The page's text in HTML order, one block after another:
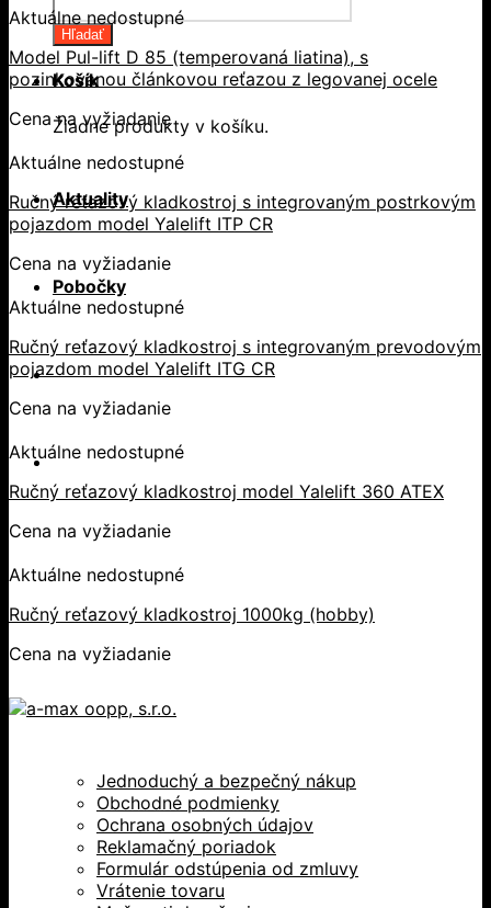
Hľadať
Košík
Žiadne produkty v košíku.
Aktuality
Pobočky
Aktuálne nedostupné
Model Pul-lift D 85 (temperovaná liatina), s
pozinkovanou článkovou reťazou z legovanej ocele
Cena na vyžiadanie
Aktuálne nedostupné
Ručný reťazový kladkostroj s integrovaným postrkovým
pojazdom model Yalelift ITP CR
Cena na vyžiadanie
Aktuálne nedostupné
Ručný reťazový kladkostroj s integrovaným prevodovým
pojazdom model Yalelift ITG CR
Cena na vyžiadanie
Aktuálne nedostupné
Ručný reťazový kladkostroj model Yalelift 360 ATEX
Cena na vyžiadanie
Aktuálne nedostupné
Ručný reťazový kladkostroj 1000kg (hobby)
Cena na vyžiadanie
Jednoduchý a bezpečný nákup
Obchodné podmienky
Ochrana osobných údajov
Reklamačný poriadok
Formulár odstúpenia od zmluvy
Vrátenie tovaru